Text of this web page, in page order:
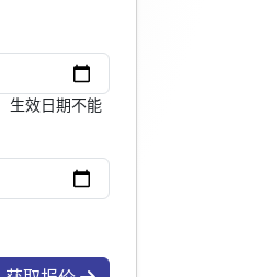
生效日期不能